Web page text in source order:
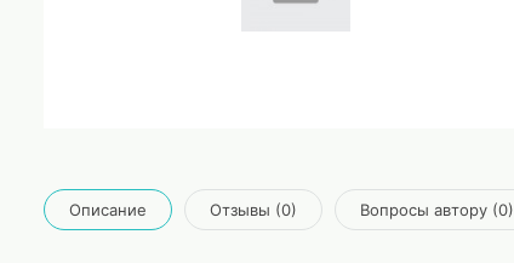
Описание Отзывы (0) Вопросы автору (0)